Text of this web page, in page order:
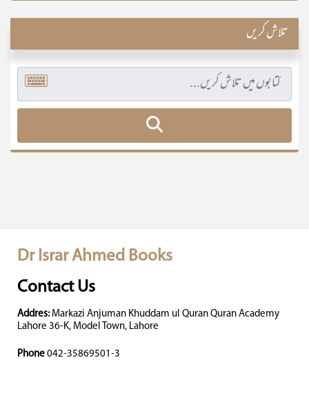
تلاش کریں
Dr Israr Ahmed Books
Contact Us
Addres: Markazi Anjuman Khuddam ul Quran Quran Academy
Lahore 36-K, Model Town, Lahore
Phone 042-35869501-3